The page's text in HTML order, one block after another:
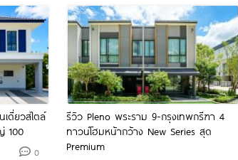
ดี่ยวสไตล์
100
0
รีวิว Pleno พระราม 9-กรุงเทพกรีฑา 4
ทาวน์โฮมหน้ากว้าง New Series สุด
Premium